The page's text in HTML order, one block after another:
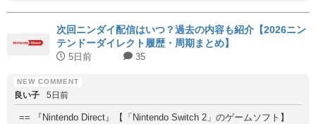
次回ニンダイ配信はいつ？過去の内容も紹介【2026ニン
テンドーダイレクト履歴・周期まとめ】
5日前 35
良い子 5日前
== 『Nintendo Direct』【「Nintendo Switch 2」のゲームソフト】